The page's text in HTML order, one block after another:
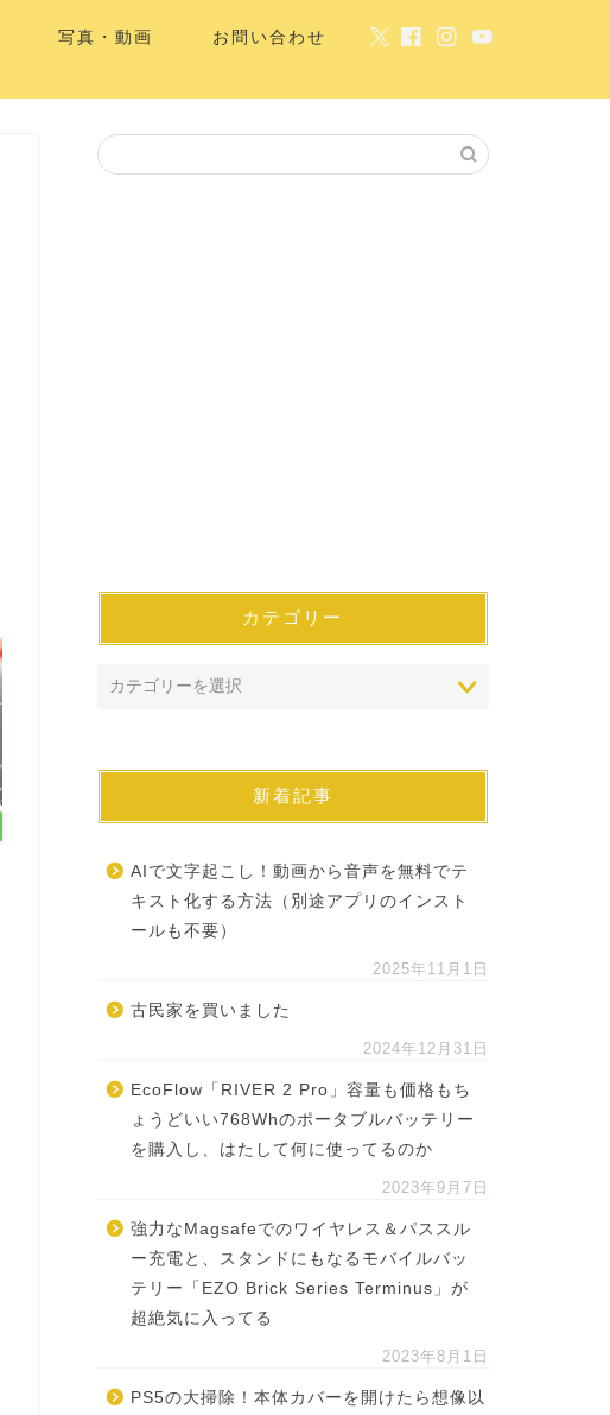
写真・動画 お問い合わせ
カテゴリー
新着記事
AIで文字起こし！動画から音声を無料でテ
キスト化する方法（別途アプリのインスト
ールも不要）
2025年11月1日
古民家を買いました
2024年12月31日
EcoFlow「RIVER 2 Pro」容量も価格もち
ょうどいい768Whのポータブルバッテリー
を購入し、はたして何に使ってるのか
2023年9月7日
強力なMagsafeでのワイヤレス＆パススル
ー充電と、スタンドにもなるモバイルバッ
テリー「EZO Brick Series Terminus」が
超絶気に入ってる
2023年8月1日
PS5の大掃除！本体カバーを開けたら想像以